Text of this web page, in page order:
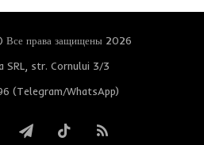
права защищены 2026
SRL, str. Cornului 3/3
(Telegram/WhatsApp)
TelegramTikTokRSS